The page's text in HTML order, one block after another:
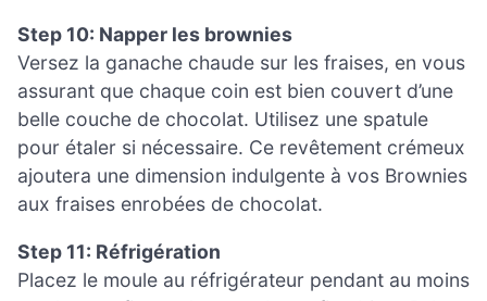
Step 10: Napper les brownies
Versez la ganache chaude sur les fraises, en vous
assurant que chaque coin est bien couvert d’une
belle couche de chocolat. Utilisez une spatule
pour étaler si nécessaire. Ce revêtement crémeux
ajoutera une dimension indulgente à vos Brownies
aux fraises enrobées de chocolat.
Step 11: Réfrigération
Placez le moule au réfrigérateur pendant au moins